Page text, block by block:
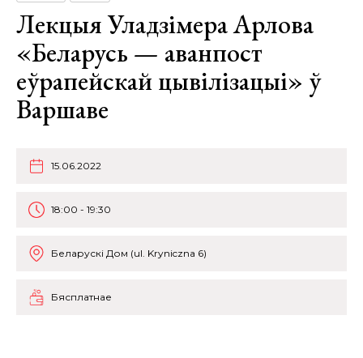
Лекцыя Уладзімера Арлова
«Беларусь — аванпост
еўрапейскай цывілізацыі» ў
Варшаве
15.06.2022
18:00 - 19:30
Беларускі Дом (ul. Kryniczna 6)
Бясплатнае